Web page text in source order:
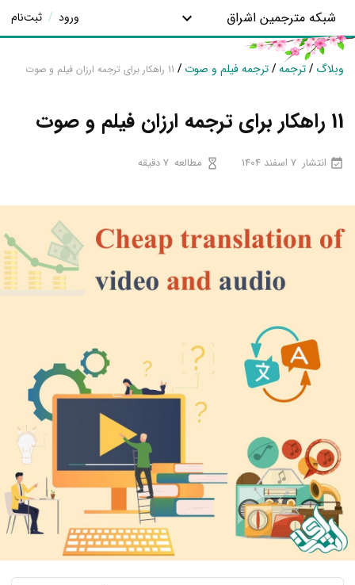
شبکه مترجمین اشراق ورود / ثبت‌نام
وبلاگ /ترجمه/ترجمه فیلم و صوت / 11 راهکار برای ترجمه ارزان فیلم و صوت
11 راهکار برای ترجمه ارزان فیلم و صوت
انتشار 7 اسفند 1404 مطالعه 7 دقیقه